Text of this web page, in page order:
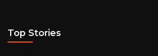
Top Stories